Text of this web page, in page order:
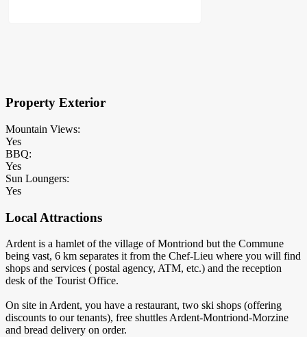
Property Exterior
Mountain Views:
Yes
BBQ:
Yes
Sun Loungers:
Yes
Local Attractions
Ardent is a hamlet of the village of Montriond but the Commune
being vast, 6 km separates it from the Chef-Lieu where you will find
shops and services ( postal agency, ATM, etc.) and the reception
desk of the Tourist Office.
On site in Ardent, you have a restaurant, two ski shops (offering
discounts to our tenants), free shuttles Ardent-Montriond-Morzine
and bread delivery on order.